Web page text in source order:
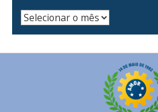
Arquivo